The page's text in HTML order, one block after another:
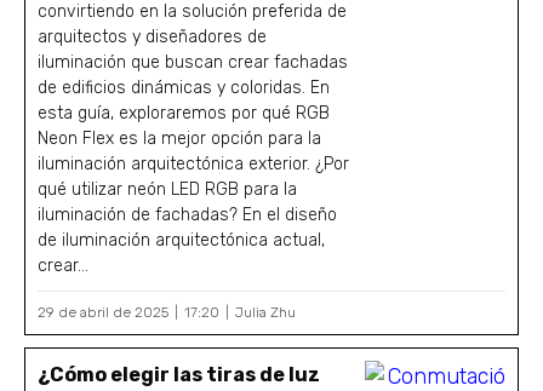
convirtiendo en la solución preferida de
arquitectos y diseñadores de
iluminación que buscan crear fachadas
de edificios dinámicas y coloridas. En
esta guía, exploraremos por qué RGB
Neon Flex es la mejor opción para la
iluminación arquitectónica exterior. ¿Por
qué utilizar neón LED RGB para la
iluminación de fachadas? En el diseño
de iluminación arquitectónica actual,
crear...
29 de abril de 2025 17:20 Julia Zhu
¿Cómo elegir las tiras de luz